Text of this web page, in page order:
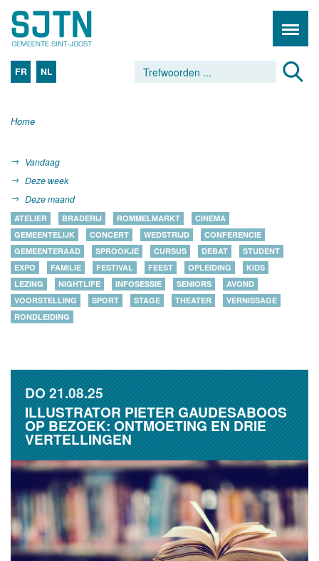
FR NL
Home
Vandaag
Deze week
Deze maand
ATELIER BRADERIJ ROMMELMARKT
CINEMA
GEMEENTELIJK
CONCERT WEDSTRIJD
CONFERENCIE
GEMEENTERAAD
SPROOKJE CURSUS DEBAT
STUDENT
EXPO
FAMILIE FESTIVAL FEEST OPLEIDING
KIDS
LEZING
NIGHTLIFE INFOSESSIE SENIORS
AVOND
VOORSTELLING
SPORT STAGE THEATER
VERNISSAGE
RONDLEIDING
DO21.08.25
ILLUSTRATOR PIETER GAUDESABOOS
OP BEZOEK: ONTMOETING EN DRIE
VERTELLINGEN